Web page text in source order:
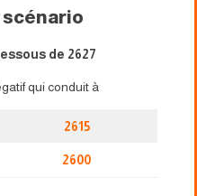
scénario
de 2627
qui conduit à
2615
2600